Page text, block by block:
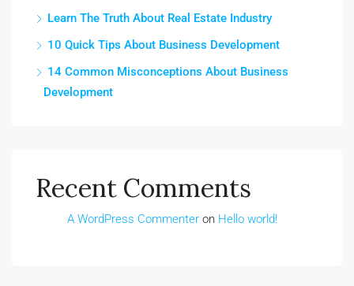
Learn The Truth About Real Estate Industry
10 Quick Tips About Business Development
14 Common Misconceptions About Business
Development
Recent Comments
A WordPress Commenter on Hello world!